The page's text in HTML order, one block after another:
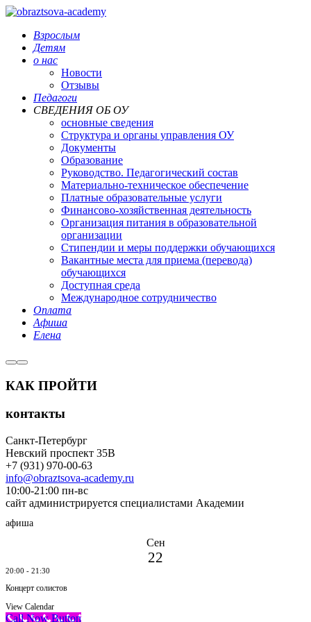
Взрослым
Детям
о нас
Новости
Отзывы
Педагоги
СВЕДЕНИЯ ОБ ОУ
основные сведения
Структура и органы управления ОУ
Документы
Образование
Руководство. Педагогический состав
Материально-техническое обеспечение
Платные образовательные услуги
Финансово-хозяйственная деятельность
Организация питания в образовательной
организации
Стипендии и меры поддержки обучающихся
Вакантные места для приема (перевода)
обучающихся
Доступная среда
Международное сотрудничество
Оплата
Афиша
Елена
КАК ПРОЙТИ
контакты
Санкт-Петербург
Невский проспект 35В
+7 (931) 970-00-63
info@obraztsova-academy.ru
10:00-21:00 пн-вс
сайт администрируется специалистами Академии
афиша
Сен
22
20:00 - 21:30
Концерт солистов
View Calendar
Call Now Button